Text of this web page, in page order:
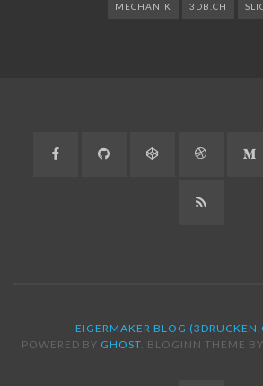
MECHANIK 3DB.CH
Facebook GitHub CodePen Dribbble
RSS
EIGERMAKER BLOG
POWERED BY GHOST. BLOGINN THEME BY